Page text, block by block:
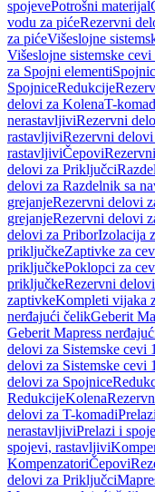
spojevePotrošni materijal
vodu za pićeRezervni
za pićeVišeslojne
Višeslojne sistemske cevi
za Spojni elementi
SpojniceRedukcije
delovi za KolenaT-
nerastavljiviRezervni
rastavljiviRezervni
rastavljiviČepovi
delovi za Priključci
delovi za Razdelnik sa
grejanjeRezervni delovi
grejanjeRezervni delovi
delovi za PriborIzolacija
priključkeZaptivke za
priključkePoklopci za
priključkeRezervni
zaptivkeKompleti vijaka
nerđajući čelikGeberit
Geberit Mapress
delovi za Sistemske cevi
delovi za Sistemske cevi
delovi za Spojnice
RedukcijeKolena
delovi za T-komadi
nerastavljiviPrelazi i
spojevi, rastavljivi
KompenzatoriČepovi
delovi za Priključci